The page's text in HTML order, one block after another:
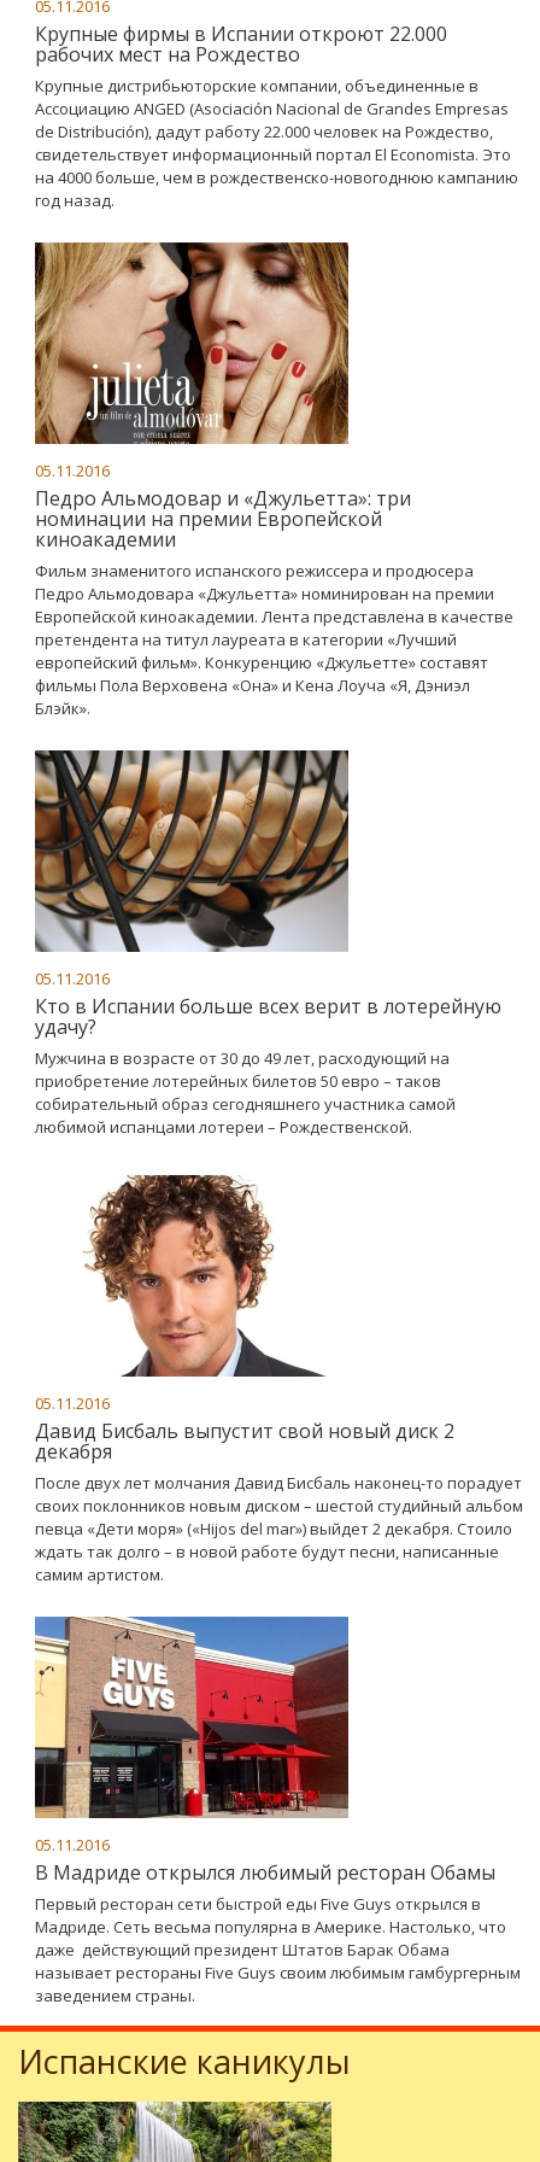
05.11.2016
Крупные фирмы в Испании откроют 22.000
рабочих мест на Рождество
Крупные дистрибьюторские компании, объединенные в
Ассоциацию ANGED (Asociación Nacional de Grandes Empresas
de Distribución), дадут работу 22.000 человек на Рождество,
свидетельствует информационный портал El Economista. Это
на 4000 больше, чем в рождественско-новогоднюю кампанию
год назад.
05.11.2016
Педро Альмодовар и «Джульетта»: три
номинации на премии Европейской
киноакадемии
Фильм знаменитого испанского режиссера и продюсера
Педро Альмодовара «Джульетта» номинирован на премии
Европейской киноакадемии. Лента представлена в качестве
претендента на титул лауреата в категории «Лучший
европейский фильм». Конкуренцию «Джульетте» составят
фильмы Пола Верховена «Она» и Кена Лоуча «Я, Дэниэл
Блэйк».
05.11.2016
Кто в Испании больше всех верит в лотерейную
удачу?
Мужчина в возрасте от 30 до 49 лет, расходующий на
приобретение лотерейных билетов 50 евро – таков
собирательный образ сегодняшнего участника самой
любимой испанцами лотереи – Рождественской.
05.11.2016
Давид Бисбаль выпустит свой новый диск 2
декабря
После двух лет молчания Давид Бисбаль наконец-то порадует
своих поклонников новым диском – шестой студийный альбом
певца «Дети моря» («Hijos del mar») выйдет 2 декабря. Стоило
ждать так долго – в новой работе будут песни, написанные
самим артистом.
05.11.2016
В Мадриде открылся любимый ресторан Обамы
Первый ресторан сети быстрой еды Five Guys открылся в
Мадриде. Сеть весьма популярна в Америке. Настолько, что
даже действующий президент Штатов Барак Обама
называет рестораны Five Guys своим любимым гамбургерным
заведением страны.
Испанские каникулы